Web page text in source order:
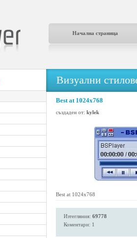
Начална страница
Визуални
Best at 1024x768
създаден от: kylek
Best at 1024x768
Изтегляния: 69778
Коментари: 1